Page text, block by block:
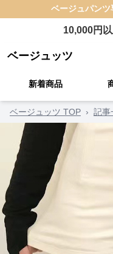
ベージュパンツ
10,000円
ベージュッツ
新着商品
ベージュッツ TOP › 記事